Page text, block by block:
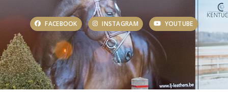
FACEBOOK INSTAGRAM YOUTUBE